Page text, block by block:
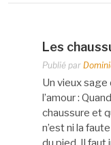
Les
Publié par
Un vieux sage
l’amour :
chaussure et
n’est ni la